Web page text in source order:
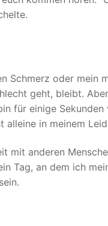
Schmerz oder mein
geht, bleibt.
für einige
alleine in meinem
mit anderen
Tag, an dem ich